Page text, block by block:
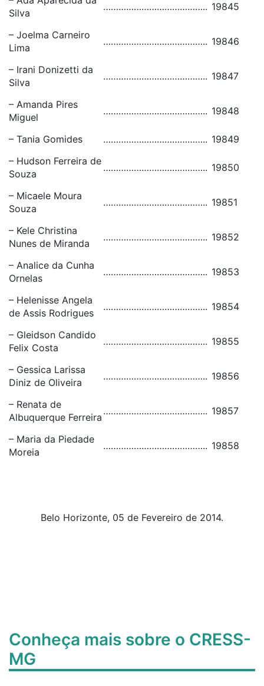
Silva
………………………………….. 19845
– Joelma Carneiro
Lima
………………………………….. 19846
– Irani Donizetti da
Silva
………………………………….. 19847
– Amanda Pires
Miguel
………………………………….. 19848
– Tania Gomides ………………………………….. 19849
– Hudson Ferreira de
Souza
………………………………….. 19850
– Micaele Moura
Souza
………………………………….. 19851
– Kele Christina
Nunes de Miranda
………………………………….. 19852
– Analice da Cunha
Ornelas
………………………………….. 19853
– Helenisse Angela
de Assis Rodrigues
………………………………….. 19854
– Gleidson Candido
Felix Costa
………………………………….. 19855
– Gessica Larissa
Diniz de Oliveira
………………………………….. 19856
– Renata de
Albuquerque Ferreira
………………………………….. 19857
– Maria da Piedade
Moreia
………………………………….. 19858
Belo Horizonte, 05 de Fevereiro de 2014.
Conheça mais sobre o CRESS-
MG